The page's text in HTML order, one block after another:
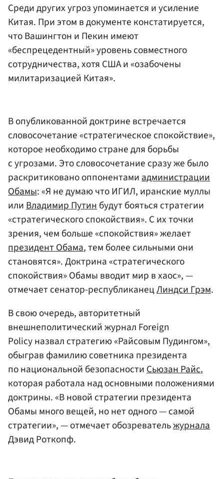
Среди других угроз упоминается и усиление
Китая. При этом в документе констатируется,
что Вашингтон и Пекин имеют
«беспрецедентный» уровень совместного
сотрудничества, хотя США и «озабочены
милитаризацией Китая».
В опубликованной доктрине встречается
словосочетание «стратегическое спокойствие»,
которое необходимо стране для борьбы
с угрозами. Это словосочетание сразу же было
раскритиковано оппонентамиадминистрации
Обамы: «Я не думаю что ИГИЛ, иранские муллы
илиВладимир Путинбудут бояться стратегии
«стратегического спокойствия». С их точки
зрения, чем больше «спокойствия» желает
президент Обама, тем более сильными они
становятся». Доктрина «стратегического
спокойствия» Обамы вводит мир в хаос», —
отмечает сенатор-республиканецЛиндси Грэм.
В свою очередь, авторитетный
внешнеполитический журнал Foreign
Policy назвал стратегию «Райсовым Пудингом»,
обыграв фамилию советника президента
по национальной безопасностиСьюзан Райс,
которая работала над основными положениями
доктрины. «В новой стратегии президента
Обамы много вещей, но нет одного — самой
стратегии», — отмечает обозревательжурнала
Дэвид Роткопф.